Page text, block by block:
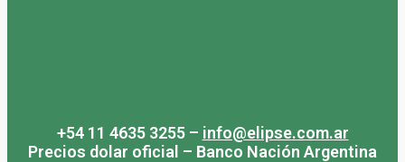
+54 11 4635 3255 – info@elipse.com.ar
Precios dolar oficial – Banco Nación Argentina